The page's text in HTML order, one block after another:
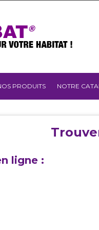
PRODUITS NOTRE
ligne :